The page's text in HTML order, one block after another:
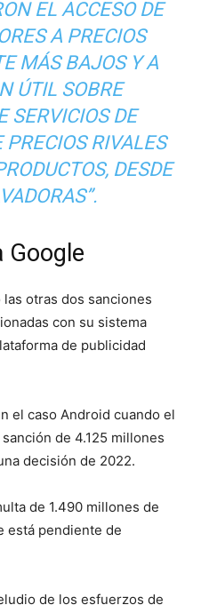
EL ACCESO DE
A PRECIOS
MÁS BAJOS Y A
ÚTIL SOBRE
SERVICIOS DE
RIVALES
DESDE
Google
otras dos sanciones
con su sistema
de publicidad
el caso Android cuando el
de 4.125 millones
decisión de 2022.
de 1.490 millones de
está pendiente de
de los esfuerzos de